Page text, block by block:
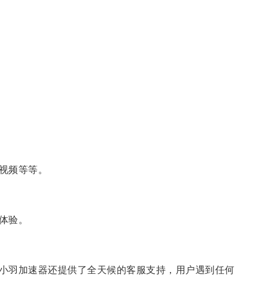
频等等。
验。
加速器还提供了全天候的客服支持，用户遇到任何